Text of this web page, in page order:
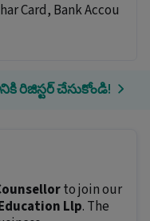
Card, Bank Accou
రిజిస్టర్ చేసుకోండి!
to join our
Llp. The